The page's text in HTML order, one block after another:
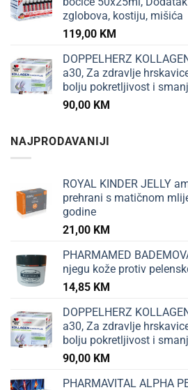
zglobova, kostiju, mišića
119,00 KM
DOPPELHERZ
a30, Za zdravlje
bolju pokretljivost i
90,00 KM
NAJPRODAVANIJI
ROYAL KINDER JELLY
prehrani s matičnom
godine
21,00 KM
PHARMAMED
njegu kože protiv
14,85 KM
DOPPELHERZ
a30, Za zdravlje
bolju pokretljivost i
90,00 KM
PHARMAVITAL ALPHA